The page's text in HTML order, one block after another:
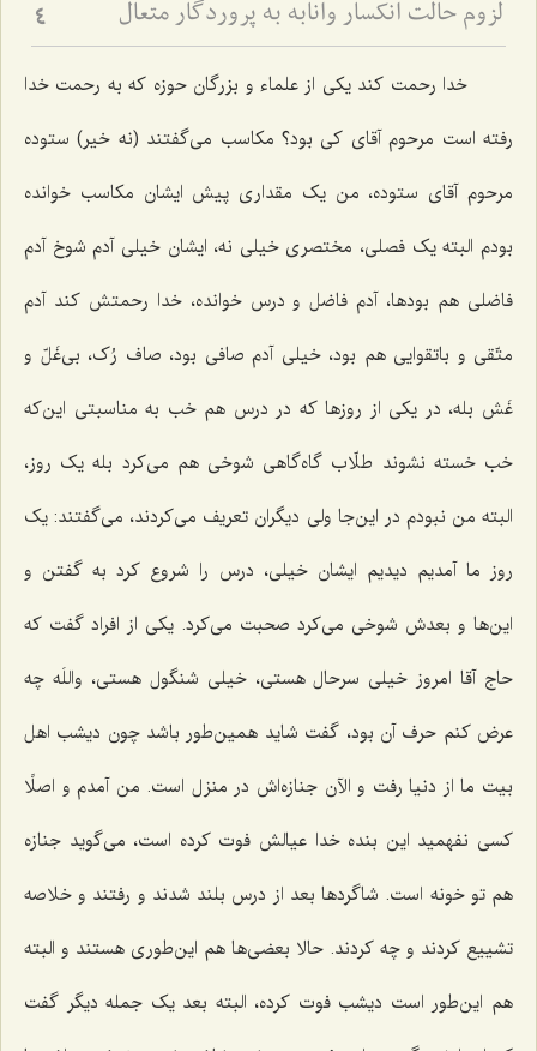
لزوم حالت انكسار وانابه‏ به پروردگار متعال 4
خدا رحمت کند یکی از علماء و بزرگان حوزه که به رحمت خدا
رفته است مرحوم آقای کی بود؟ مکاسب می‌گفتند (نه خیر) ستوده
مرحوم آقای ستوده، من یک مقداری پیش ایشان مکاسب‌ خوانده
بودم البته یک فصلی، مختصری خیلی نه، ایشان خیلی آدم شوخ آدم
فاضلی هم بودها، آدم فاضل و درس خوانده، خدا رحمتش کند آدم
متّقی و باتقوایی هم بود، خیلی آدم صافی بود، صاف رُک، بی‌غَلّ و
غَش بله، در یکی از روزها که در درس هم خب به مناسبتی این‌که
خب خسته نشوند طلّاب گاه‌گاهی شوخی هم می‌کرد بله یک روز،
البته من نبودم در این‌جا ولی دیگران تعریف می‌کردند، می‌گفتند: یک
روز ما آمدیم دیدیم ایشان خیلی، درس را شروع کرد به گفتن و
این‌ها و بعدش شوخی می‌کرد صحبت می‌کرد. یکی از افراد گفت که
حاج آقا امروز خیلی سرحال هستی، خیلی شنگول هستی، واللَه چه
عرض کنم حرف آن بود، گفت شاید همین‌طور باشد چون دیشب اهل
بیت ما از دنیا رفت و الآن جنازه‌اش در منزل است. من آمدم و اصلًا
کسی نفهمید این بنده خدا عیالش فوت کرده است، می‌گوید جنازه
هم تو خونه است. شاگردها بعد از درس بلند شدند و رفتند و خلاصه
تشییع کردند و چه کردند. حالا بعضی‌ها هم این‌طوری هستند و البته
هم این‌طور است دیشب فوت کرده، البته بعد یک جمله دیگر گفت